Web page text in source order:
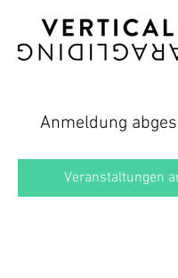
Anmeldung
Veranstaltungen